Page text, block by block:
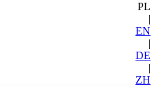
PL
|
EN
|
DE
|
ZH